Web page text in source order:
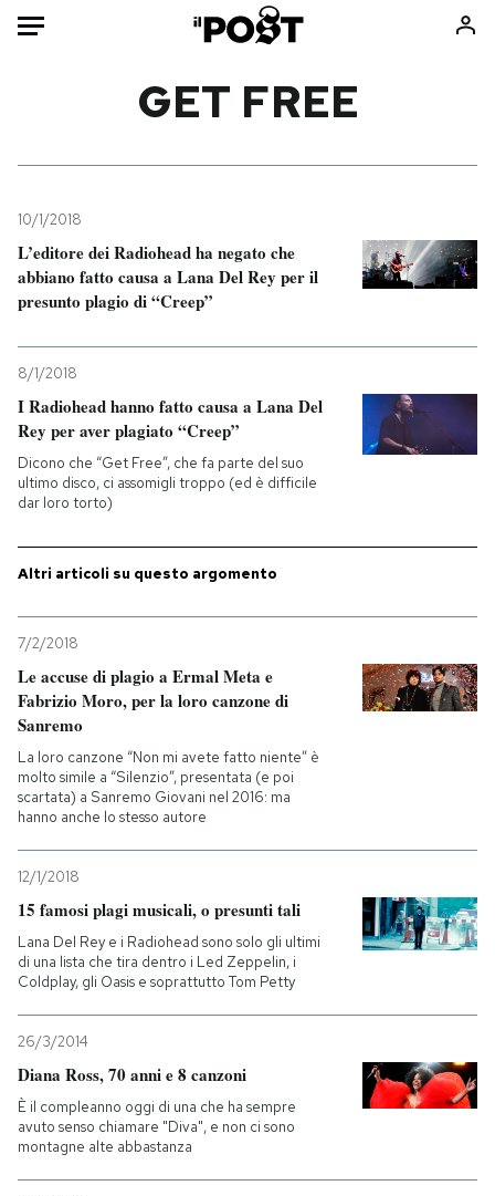
Mondo
Politica
Tecnologia
Internet
Scienza
Cultura
Economia
Sport
Consumismi
Storie/Idee
Media
Altrecose
Mondiali calcio 2026
NEWSLETTER
I MIEI PREFERITI
SHOP
AREA PERSONALE
Entra
GET FREE
10/1/2018
L’editore dei Radiohead ha negato che
abbiano fatto causa a Lana Del Rey per il
presunto plagio di “Creep”
8/1/2018
I Radiohead hanno fatto causa a Lana Del
Rey per aver plagiato “Creep”
Dicono che “Get Free”, che fa parte del suo
ultimo disco, ci assomigli troppo (ed è difficile
dar loro torto)
Altri articoli su questo argomento
7/2/2018
Le accuse di plagio a Ermal Meta e
Fabrizio Moro, per la loro canzone di
Sanremo
La loro canzone “Non mi avete fatto niente” è
molto simile a “Silenzio”, presentata (e poi
scartata) a Sanremo Giovani nel 2016: ma
hanno anche lo stesso autore
12/1/2018
15 famosi plagi musicali, o presunti tali
Lana Del Rey e i Radiohead sono solo gli ultimi
di una lista che tira dentro i Led Zeppelin, i
Coldplay, gli Oasis e soprattutto Tom Petty
26/3/2014
Diana Ross, 70 anni e 8 canzoni
È il compleanno oggi di una che ha sempre
avuto senso chiamare "Diva", e non ci sono
montagne alte abbastanza